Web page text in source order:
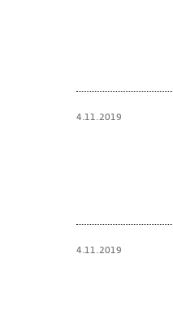
4.11.2019
4.11.2019